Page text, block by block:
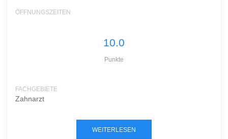
ÖFFNUNGSZEITEN
10.0
Punkte
FACHGEBIETE
Zahnarzt
WEITERLESEN